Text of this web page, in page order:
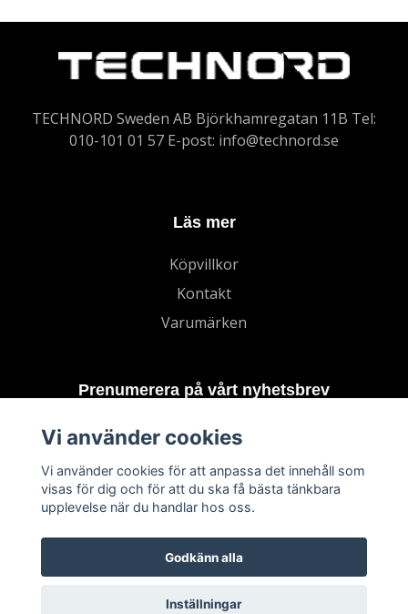
TECHNORD Sweden AB Björkhamregatan 11B Tel:
010-101 01 57 E-post: info@technord.se
Läs mer
Köpvillkor
Kontakt
Varumärken
Prenumerera på vårt nyhetsbrev
Vi använder cookies
Vi använder cookies för att anpassa det innehåll som
visas för dig och för att du ska få bästa tänkbara
upplevelse när du handlar hos oss.
Godkänn alla
Inställningar